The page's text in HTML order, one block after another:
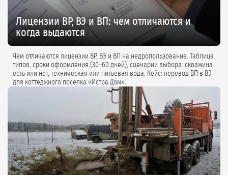
Лицензии ВР, ВЭ и ВП: чем отличаются и
когда выдаются
Чем отличаются лицензии ВР, ВЭ и ВП на недропользование. Таблица
типов, сроки оформления (30–60 дней), сценарии выбора: скважина
есть или нет, техническая или питьевая вода. Кейс: перевод ВП в ВЭ
для коттеджного посёлка «Истра Дом».